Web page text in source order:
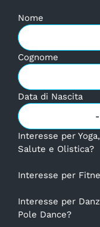
Nome
Cognome
Data di Nascita
Interesse per
Salute e Olistica?
Interesse per
Interesse per
Pole Dance?